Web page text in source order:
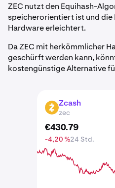
ZEC nutzt den Equihash-
speicherorientiert ist und die
Hardware erleichtert.
Da ZEC mit herkömmlicher
geschürft werden kann,
kostengünstige Alternative
ZEC Zcash
zec
€430.79
-4,20 %24 Std.